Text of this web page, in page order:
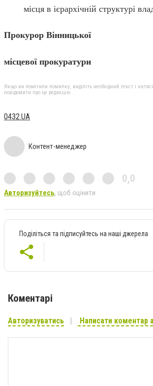
місця в ієрархічній структурі
Прокурор Вінницької
місцевої прокуратури
Якщо ви помітили помилку, виділіть необхідний текст і
повідомити про це редакцію
0432.UA
Контент-менеджер
0,0
Авторизуйтесь, щоб оцінити
Поділіться та підписуйтесь на наші джерела
Коментарі
Авторизуватись Написати коментар